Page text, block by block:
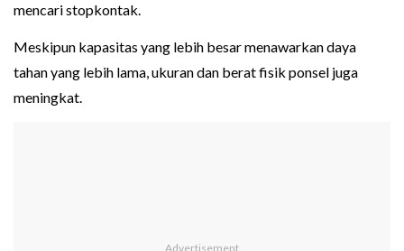
mencari stopkontak.
Meskipun kapasitas yang lebih besar menawarkan daya
tahan yang lebih lama, ukuran dan berat fisik ponsel juga
meningkat.